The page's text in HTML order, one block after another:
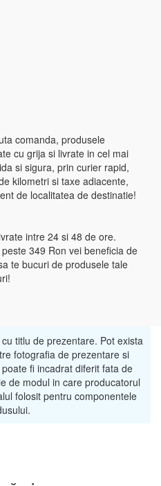
comanda, produsele
cu grija si livrate in cel mai
si sigura, prin curier rapid,
kilometri si taxe adiacente,
de localitatea de destinatie!
intre 24 si 48 de ore.
349 Ron vei beneficia de
te bucuri de produsele tale
titlu de prezentare. Pot exista
fotografia de prezentare si
fi incadrat diferit fata de
de modul in care producatorul
folosit pentru componentele